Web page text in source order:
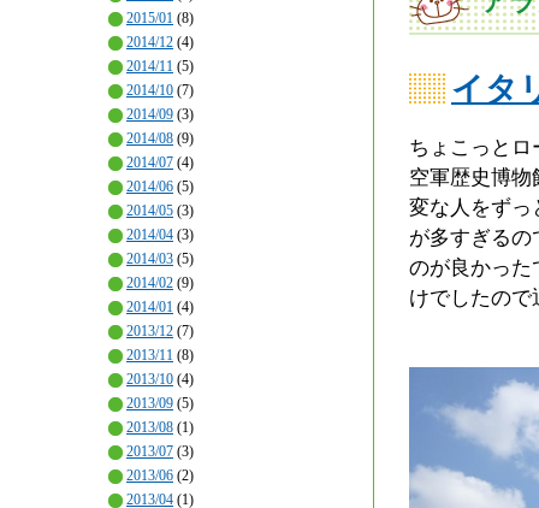
2015/01 (8)
2014/12 (4)
2014/11 (5)
2014/10 (7)
2014/09 (3)
2014/08 (9)
2014/07 (4)
2014/06 (5)
2014/05 (3)
2014/04 (3)
2014/03 (5)
2014/02 (9)
2014/01 (4)
2013/12 (7)
2013/11 (8)
2013/10 (4)
2013/09 (5)
2013/08 (1)
2013/07 (3)
2013/06 (2)
2013/04 (1)
イタ
ちょこっと
空軍歴史博
変な人をずっ
が多すぎる
のが良かった
けでしたの